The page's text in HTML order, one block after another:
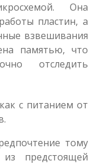
Она
пластин, а
взвешивания
памятью, что
отследить
с питанием от
тому
предстоящей